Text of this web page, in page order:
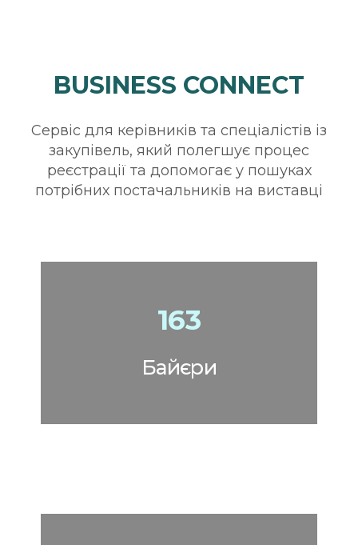
BUSINESS CONNECT
Сервіс для керівників та спеціалістів із
закупівель, який полегшує процес
реєстрації та допомогає у пошуках
потрібних постачальників на виставці
163
Байєри